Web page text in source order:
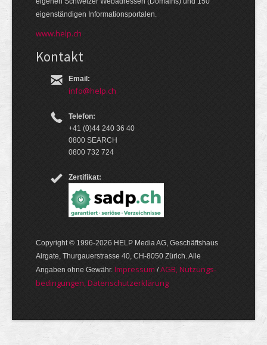
eigen­ständigen Infor­mations­por­talen.
www.help.ch
Kontakt
Email:
info@help.ch
Telefon:
+41 (0)44 240 36 40
0800 SEARCH
0800 732 724
Zertifikat:
Copyright © 1996-2026 HELP Media AG, Geschäftshaus
Airgate, Thurgauer­strasse 40, CH-8050 Zürich. Alle
Angaben ohne Gewähr. Im­pres­sum /AGB, Nut­zungs­
bedin­gungen, Daten­schutz­er­klärung